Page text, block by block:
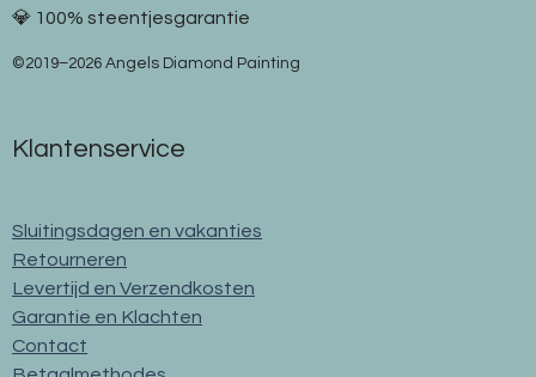
💎 100% steentjesgarantie
©2019–2026 Angels Diamond Painting
Klantenservice
Sluitingsdagen en vakanties
Retourneren
Levertijd en Verzendkosten
Garantie en Klachten
Contact